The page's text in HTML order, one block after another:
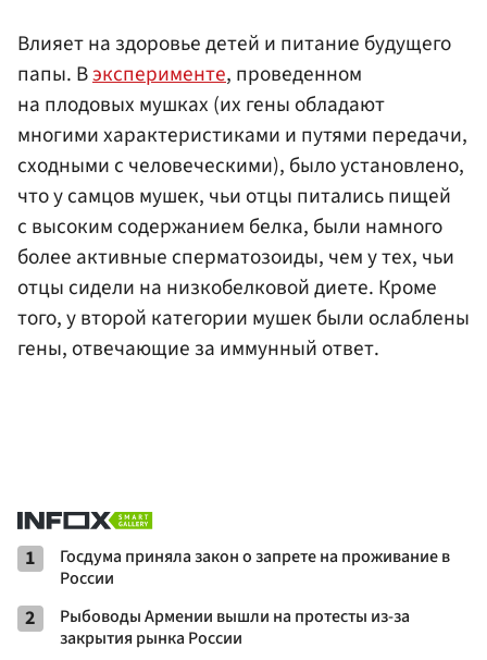
Влияет на здоровье детей и питание будущего
папы. Вэксперименте, проведенном
на плодовых мушках (их гены обладают
многими характеристиками и путями передачи,
сходными с человеческими), было установлено,
что у самцов мушек, чьи отцы питались пищей
с высоким содержанием белка, были намного
более активные сперматозоиды, чем у тех, чьи
отцы сидели на низкобелковой диете. Кроме
того, у второй категории мушек были ослаблены
гены, отвечающие за иммунный ответ.
1
Госдума приняла закон о запрете на проживание в
России
2
Рыбоводы Армении вышли на протесты из-за
закрытия рынка России